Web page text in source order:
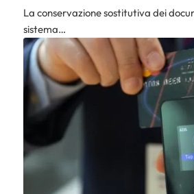
La conservazione sostitutiva dei
sistema…